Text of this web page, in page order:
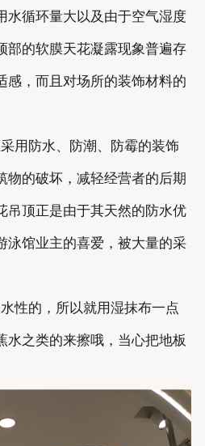
水循环量大以及由于空气湿度
部的软膜天花凝露现象普遍存
感，而且对场所的装饰材料的
用防水、防潮、防霉的装饰
物的破坏，减轻经营者的后期
吊顶正是由于其天然的防水优
泳馆业主的喜爱，被大量的采
性的，所以就用湿抹布一点
水之类的来擦哦，当心把地板